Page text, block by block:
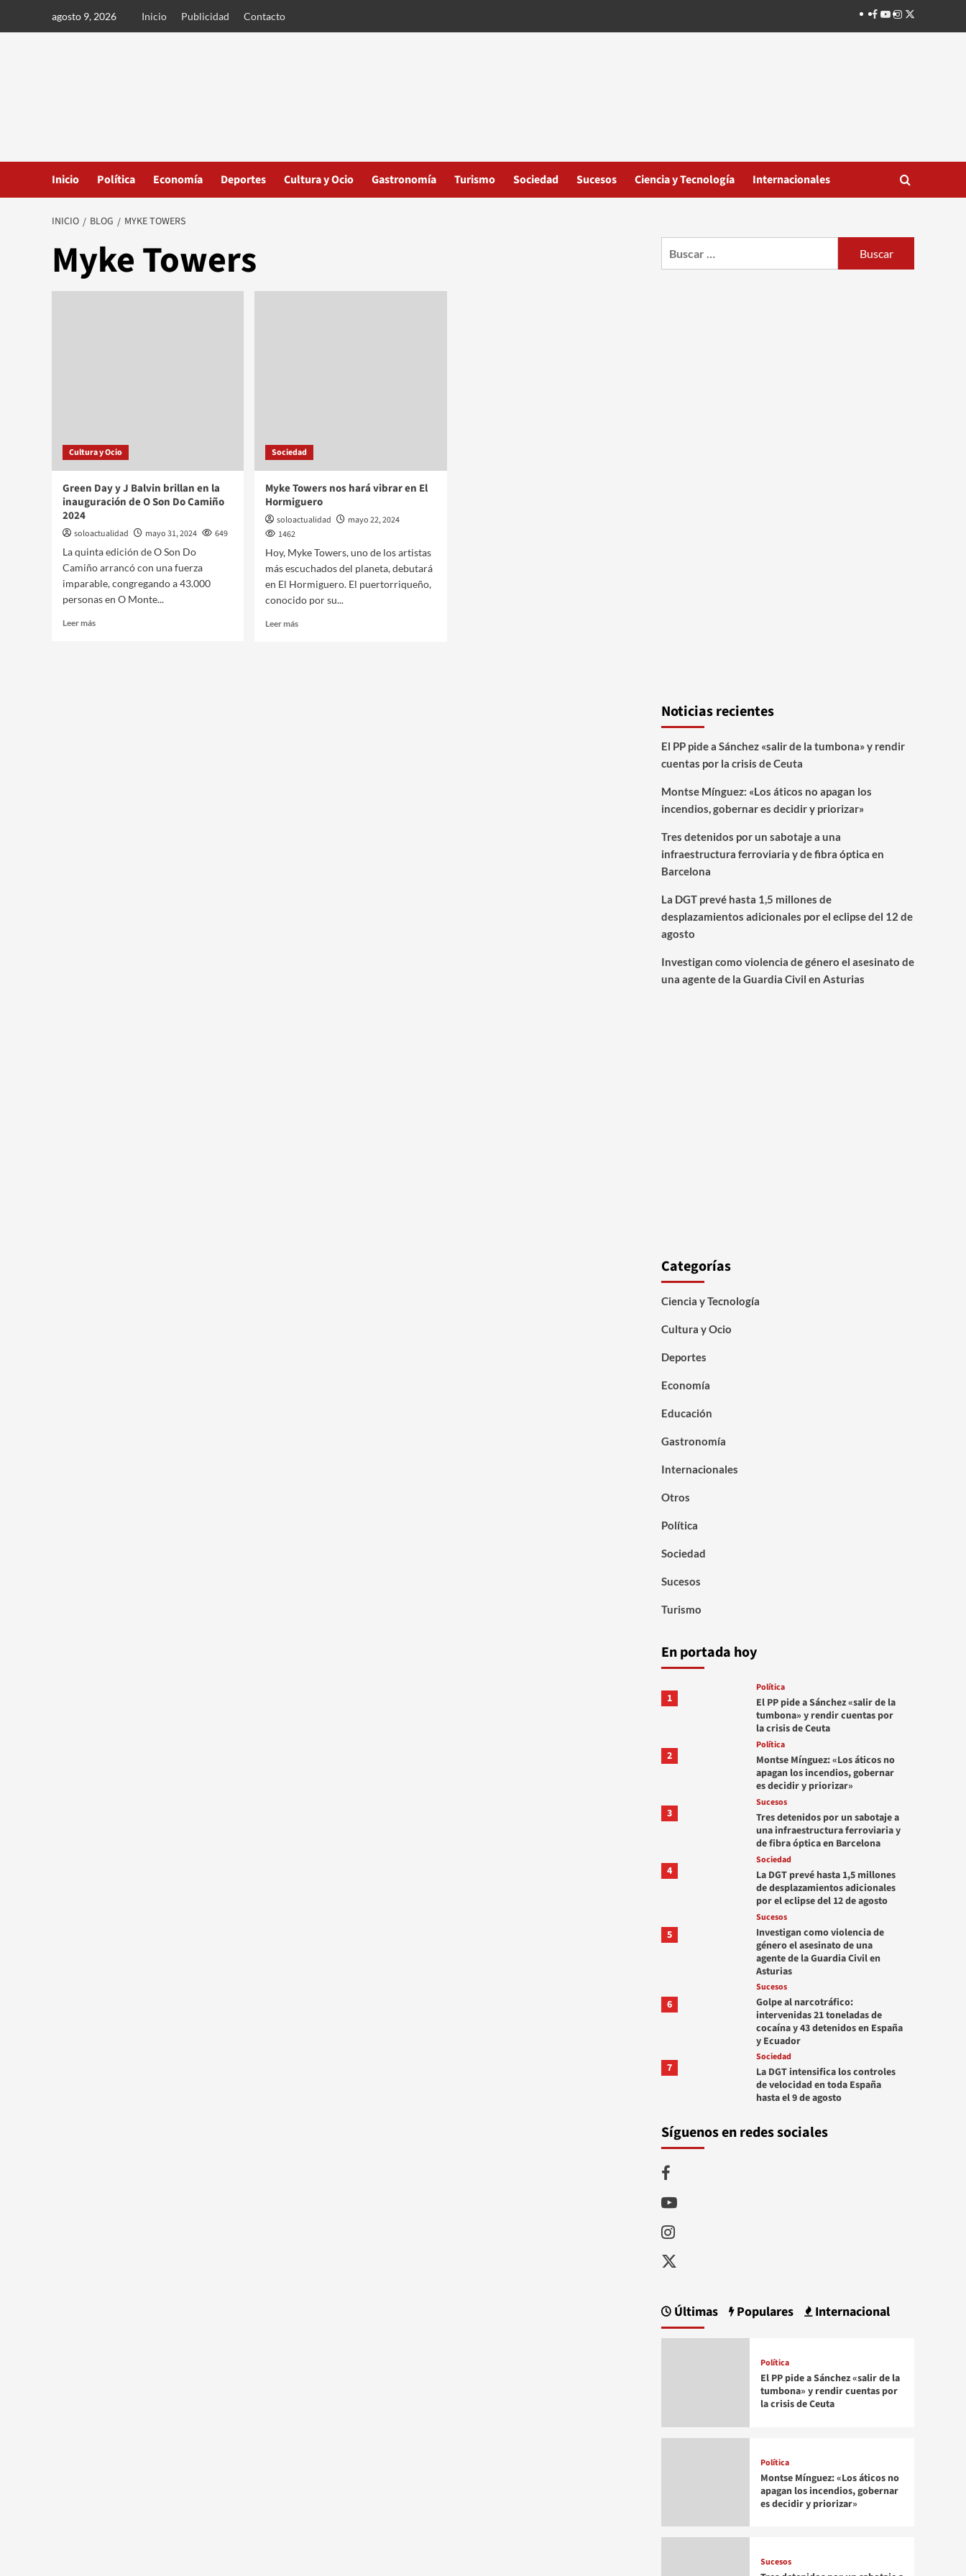
agosto 9, 2026 Inicio Publicidad Contacto Facebook
Youtube
Instagram
Twitter
Inicio Política Economía Deportes Cultura y Ocio Gastronomía Turismo Sociedad Sucesos Ciencia y Tecnología Internacionales
INICIO BLOG MYKE TOWERS
Myke Towers
Cultura y Ocio
Green Day y J Balvin brillan en la
inauguración de O Son Do Camiño
2024
soloactualidad mayo 31, 2024
649
La quinta edición de O Son Do
Camiño arrancó con una fuerza
imparable, congregando a 43.000
personas en O Monte...
Leer más
Sociedad
Myke Towers nos hará vibrar en El
Hormiguero
soloactualidad
mayo 22, 2024
1462
Hoy, Myke Towers, uno de los artistas
más escuchados del planeta, debutará
en El Hormiguero. El puertorriqueño,
conocido por su...
Leer más
Noticias recientes
El PP pide a Sánchez «salir de la tumbona» y rendir
cuentas por la crisis de Ceuta
Montse Mínguez: «Los áticos no apagan los
incendios, gobernar es decidir y priorizar»
Tres detenidos por un sabotaje a una
infraestructura ferroviaria y de fibra óptica en
Barcelona
La DGT prevé hasta 1,5 millones de
desplazamientos adicionales por el eclipse del 12 de
agosto
Investigan como violencia de género el asesinato de
una agente de la Guardia Civil en Asturias
Categorías
Ciencia y Tecnología
Cultura y Ocio
Deportes
Economía
Educación
Gastronomía
Internacionales
Otros
Política
Sociedad
Sucesos
Turismo
En portada hoy
1
Política
El PP pide a Sánchez «salir de la
tumbona» y rendir cuentas por
la crisis de Ceuta
2
Política
Montse Mínguez: «Los áticos no
apagan los incendios, gobernar
es decidir y priorizar»
3
Sucesos
Tres detenidos por un sabotaje a
una infraestructura ferroviaria y
de fibra óptica en Barcelona
4
Sociedad
La DGT prevé hasta 1,5 millones
de desplazamientos adicionales
por el eclipse del 12 de agosto
5
Sucesos
Investigan como violencia de
género el asesinato de una
agente de la Guardia Civil en
Asturias
6
Sucesos
Golpe al narcotráfico:
intervenidas 21 toneladas de
cocaína y 43 detenidos en España
y Ecuador
7
Sociedad
La DGT intensifica los controles
de velocidad en toda España
hasta el 9 de agosto
Síguenos en redes sociales
Facebook
Youtube
Instagram
Twitter
Últimas Populares Internacional
Política
El PP pide a Sánchez «salir de la
tumbona» y rendir cuentas por
la crisis de Ceuta
Política
Montse Mínguez: «Los áticos no
apagan los incendios, gobernar
es decidir y priorizar»
Sucesos